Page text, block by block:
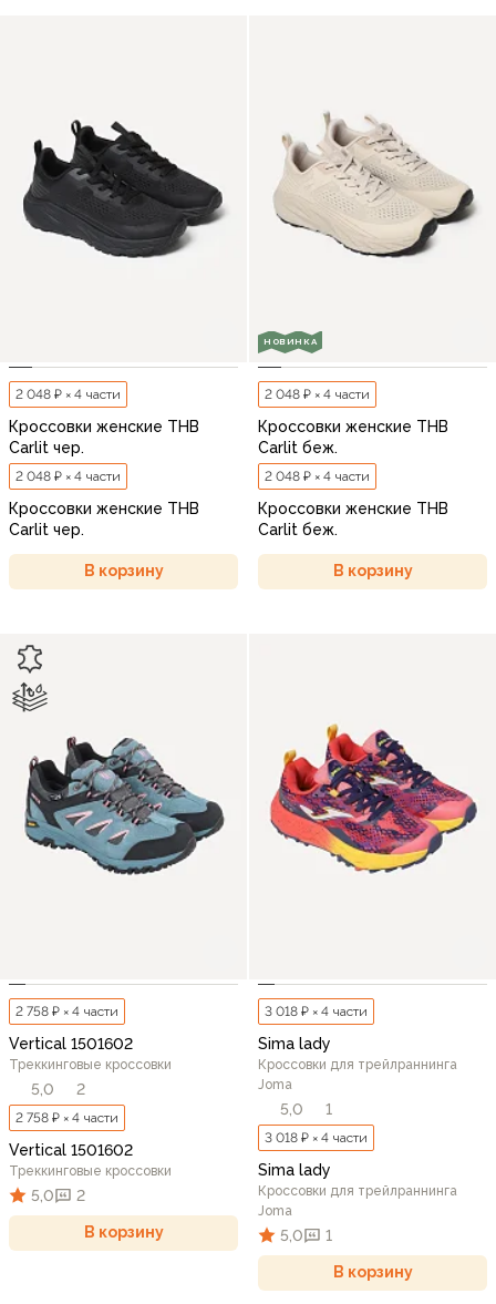
2 048 ₽ × 4 части
Кроссовки женские THB
Carlit чер.
2 048 ₽ × 4 части
Кроссовки женские THB
Carlit чер.
В корзину
НОВИНКА
2 048 ₽ × 4 части
Кроссовки женские THB
Carlit беж.
2 048 ₽ × 4 части
Кроссовки женские THB
Carlit беж.
В корзину
2 758 ₽ × 4 части
Vertical 1501602
Треккинговые кроссовки
5,0 2
2 758 ₽ × 4 части
Vertical 1501602
Треккинговые кроссовки
5,0 2
В корзину
3 018 ₽ × 4 части
Sima lady
Кроссовки для трейлраннинга
Joma
5,0 1
3 018 ₽ × 4 части
Sima lady
Кроссовки для трейлраннинга
Joma
5,0 1
В корзину